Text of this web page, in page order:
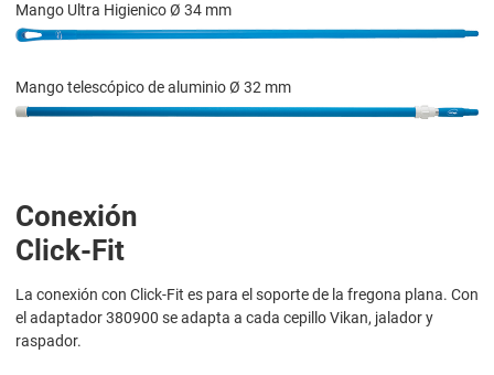
Mango Ultra Higienico Ø 34 mm
Mango telescópico de aluminio Ø 32 mm
Conexión
Click-Fit
La conexión con Click-Fit es para el soporte de la fregona plana. Con
el adaptador 380900 se adapta a cada cepillo Vikan, jalador y
raspador.